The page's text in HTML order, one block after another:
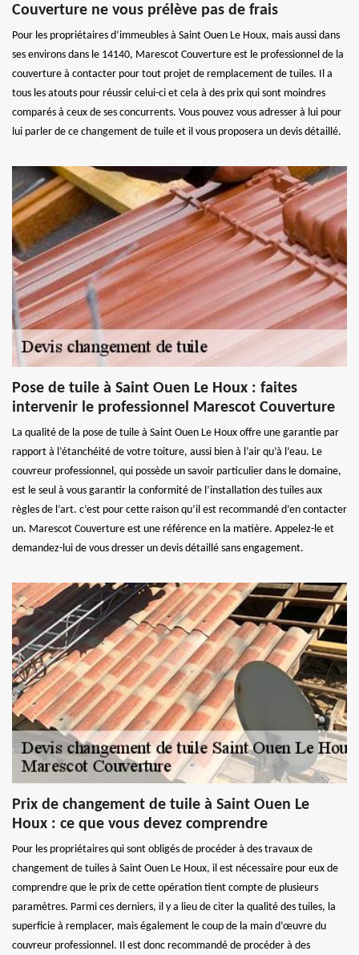
Couverture ne vous prélève pas de frais
Pour les propriétaires d’immeubles à Saint Ouen Le Houx, mais aussi dans
ses environs dans le 14140, Marescot Couverture est le professionnel de la
couverture à contacter pour tout projet de remplacement de tuiles. Il a
tous les atouts pour réussir celui-ci et cela à des prix qui sont moindres
comparés à ceux de ses concurrents. Vous pouvez vous adresser à lui pour
lui parler de ce changement de tuile et il vous proposera un devis détaillé.
Pose de tuile à Saint Ouen Le Houx : faites
intervenir le professionnel Marescot Couverture
La qualité de la pose de tuile à Saint Ouen Le Houx offre une garantie par
rapport à l’étanchéité de votre toiture, aussi bien à l’air qu’à l’eau. Le
couvreur professionnel, qui possède un savoir particulier dans le domaine,
est le seul à vous garantir la conformité de l’installation des tuiles aux
règles de l’art. c’est pour cette raison qu’il est recommandé d’en contacter
un. Marescot Couverture est une référence en la matière. Appelez-le et
demandez-lui de vous dresser un devis détaillé sans engagement.
Prix de changement de tuile à Saint Ouen Le
Houx : ce que vous devez comprendre
Pour les propriétaires qui sont obligés de procéder à des travaux de
changement de tuiles à Saint Ouen Le Houx, il est nécessaire pour eux de
comprendre que le prix de cette opération tient compte de plusieurs
paramètres. Parmi ces derniers, il y a lieu de citer la qualité des tuiles, la
superficie à remplacer, mais également le coup de la main d’œuvre du
couvreur professionnel. Il est donc recommandé de procéder à des